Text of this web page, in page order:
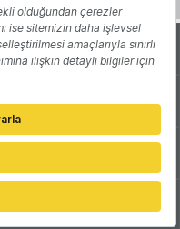
Yazarlar
Reklam